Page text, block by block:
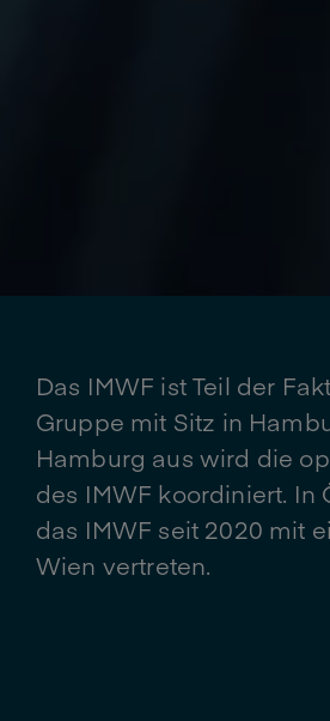
Das IMWF ist Teil der
Gruppe mit Sitz in
Hamburg aus wird die
des IMWF koordiniert. In
das IMWF seit 2020 mit
Wien vertreten.